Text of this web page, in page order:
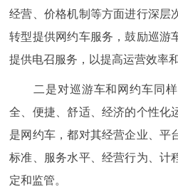
经营、价格机制等方面进行深层
转型提供网约车服务，鼓励巡游
提供电召服务，以提高运营效率
二是对巡游车和网约车同样
全、便捷、舒适、经济的个性化
是网约车，都对其经营企业、平
标准、服务水平、经营行为、计
定和监管。